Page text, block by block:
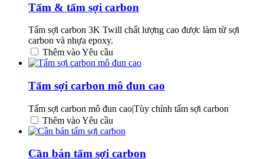
Tấm & tấm sợi carbon
Tấm sợi carbon 3K Twill chất lượng cao được làm từ sợi
carbon và nhựa epoxy.
Thêm vào Yêu cầu
Tấm sợi carbon mô đun cao
Tấm sợi carbon mô đun cao|Tùy chỉnh tấm sợi carbon
Thêm vào Yêu cầu
Cần bán tấm sợi carbon